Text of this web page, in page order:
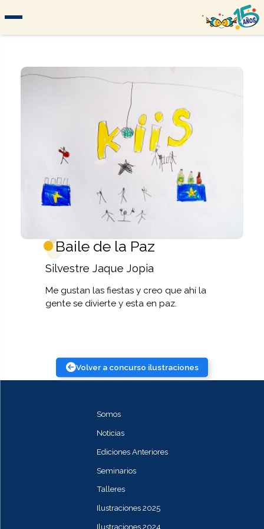
Volver a concurso ilustraciones
Baile de la Paz
Silvestre Jaque Jopia
Me gustan las fiestas y creo que ahí la
gente se divierte y esta en paz.
Somos
Noticias
Ediciones Anteriores
Seminarios
Talleres
Ilustraciones 2025
Ilustraciones 2024